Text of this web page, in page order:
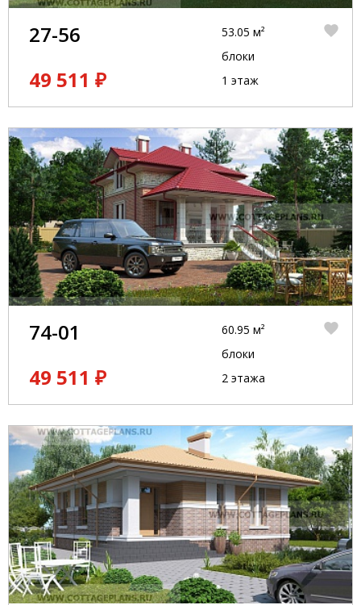
27-56
49 511 ₽
53.05 м²
блоки
1 этаж
74-01
49 511 ₽
60.95 м²
блоки
2 этажа